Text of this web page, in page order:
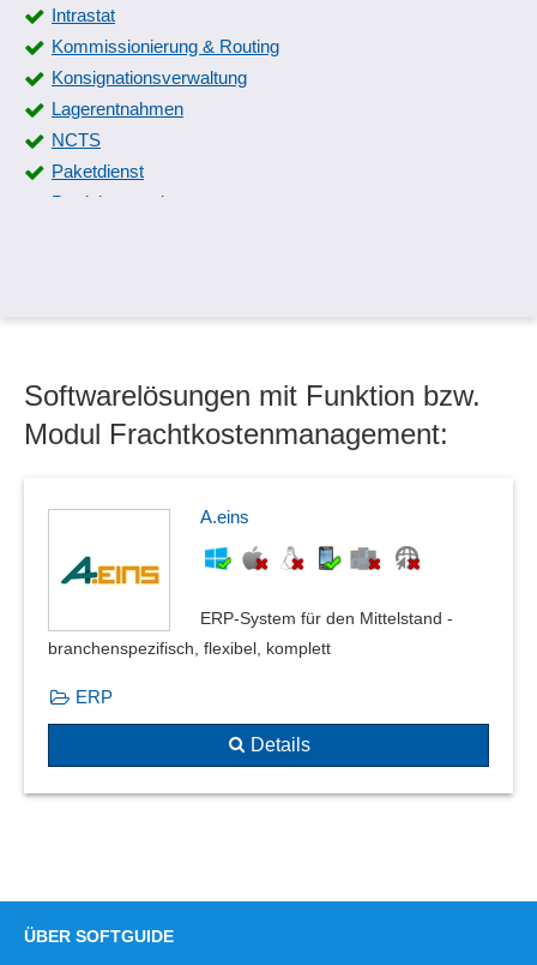
Intrastat
Kommissionierung & Routing
Konsignationsverwaltung
Lagerentnahmen
NCTS
Paketdienst
Produktverwaltung
Verbringungsnachweise
Warenbegleitdokument
Warenbuchungen
Warenursprung
Zollabwicklung
Softwarelösungen mit Funktion bzw.
Modul Frachtkostenmanagement:
A.eins
ERP-System für den Mittelstand -
branchenspezifisch, flexibel, komplett
ERP
Details
ÜBER SOFTGUIDE